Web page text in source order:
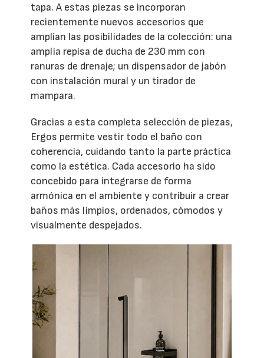
tapa. A estas piezas se incorporan
recientemente nuevos accesorios que
amplían las posibilidades de la colección: una
amplia repisa de ducha de 230 mm con
ranuras de drenaje; un dispensador de jabón
con instalación mural y un tirador de
mampara.
Gracias a esta completa selección de piezas,
Ergos permite vestir todo el baño con
coherencia, cuidando tanto la parte práctica
como la estética. Cada accesorio ha sido
concebido para integrarse de forma
armónica en el ambiente y contribuir a crear
baños más limpios, ordenados, cómodos y
visualmente despejados.